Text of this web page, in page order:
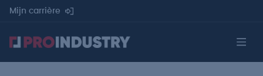
Mijn carrière